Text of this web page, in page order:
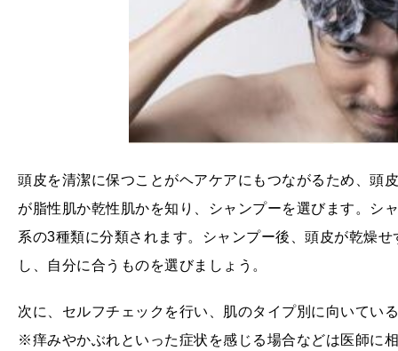
頭皮を清潔に保つことがヘアケアにもつながるため、頭
が脂性肌か乾性肌かを知り、シャンプーを選びます。シ
系の3種類に分類されます。シャンプー後、頭皮が乾燥
し、自分に合うものを選びましょう。
次に、セルフチェックを行い、肌のタイプ別に向いてい
※痒みやかぶれといった症状を感じる場合などは医師に